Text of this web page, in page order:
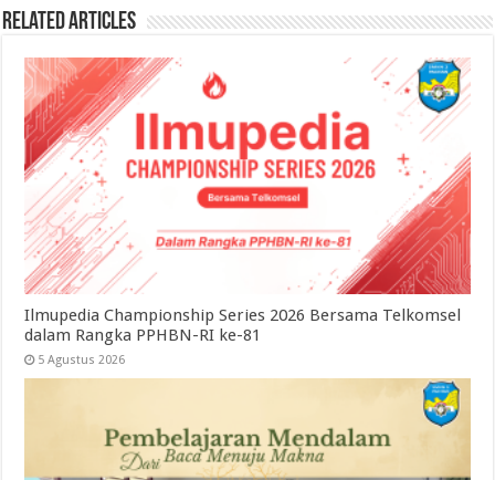
Related Articles
Ilmupedia Championship Series 2026 Bersama Telkomsel
dalam Rangka PPHBN-RI ke-81
5 Agustus 2026